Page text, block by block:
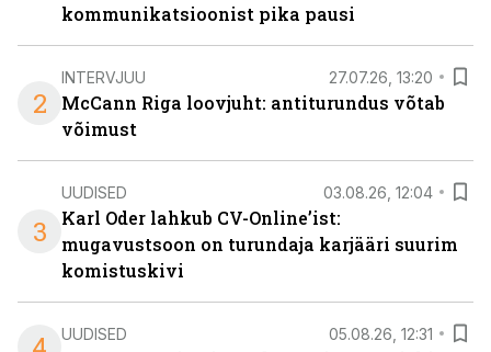
kommunikatsioonist pika pausi
2
INTERVJUU 27.07.26, 13:20
McCann Riga loovjuht: antiturundus võtab
võimust
3
UUDISED 03.08.26, 12:04
Karl Oder lahkub CV-Online’ist:
mugavustsoon on turundaja karjääri suurim
komistuskivi
UUDISED 05.08.26, 12:31